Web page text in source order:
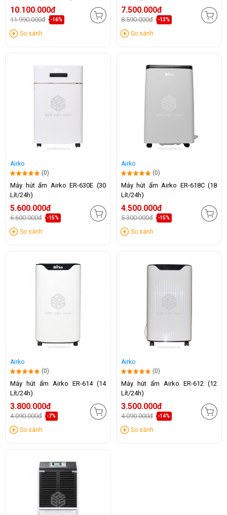
10.100.000đ
11.990.000đ -16%
So sánh
7.500.000đ
8.590.000đ -13%
So sánh
Airko
(0)
Máy hút ẩm Airko ER-630E (30
Lít/24h)
5.600.000đ
6.600.000đ -15%
So sánh
Airko
(0)
Máy hút ẩm Airko ER-618C (18
Lít/24h)
4.500.000đ
5.300.000đ -15%
So sánh
Airko
(0)
Máy hút ẩm Airko ER-614 (14
Lít/24h)
3.800.000đ
4.090.000đ -7%
So sánh
Airko
(0)
Máy hút ẩm Airko ER-612 (12
Lít/24h)
3.500.000đ
4.090.000đ -14%
So sánh